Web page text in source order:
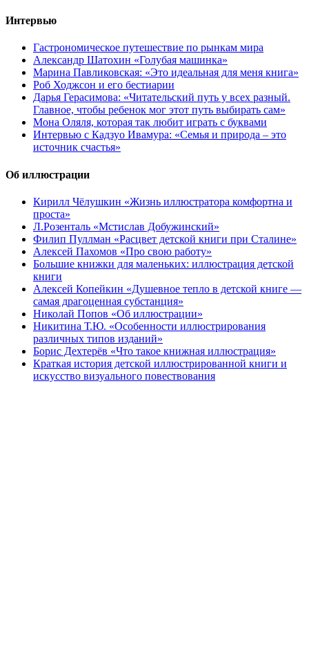
Интервью
Гастрономическое путешествие по рынкам мира
Александр Шатохин «Голубая машинка»
Марина Павликовская: «Это идеальная для меня книга»
Роб Ходжсон и его бестиарии
Дарья Герасимова: «Читательский путь у всех разный.
Главное, чтобы ребенок мог этот путь выбирать сам»
Мона Оляля, которая так любит играть с буквами
Интервью с Кадзуо Ивамура: «Семья и природа – это
источник счастья»
Об иллюстрации
Кирилл Чёлушкин «Жизнь иллюстратора комфортна и
проста»
Л.Розенталь «Мстислав Добужинский»
Филип Пуллман «Расцвет детской книги при Сталине»
Алексей Пахомов «Про свою работу»
Большие книжки для маленьких: иллюстрация детской
книги
Алексей Копейкин «Душевное тепло в детской книге —
самая драгоценная субстанция»
Николай Попов «Об иллюстрации»
Никитина Т.Ю. «Особенности иллюстрирования
различных типов изданий»
Борис Дехтерёв «Что такое книжная иллюстрация»
Краткая история детской иллюстрированной книги и
искусство визуального повествования